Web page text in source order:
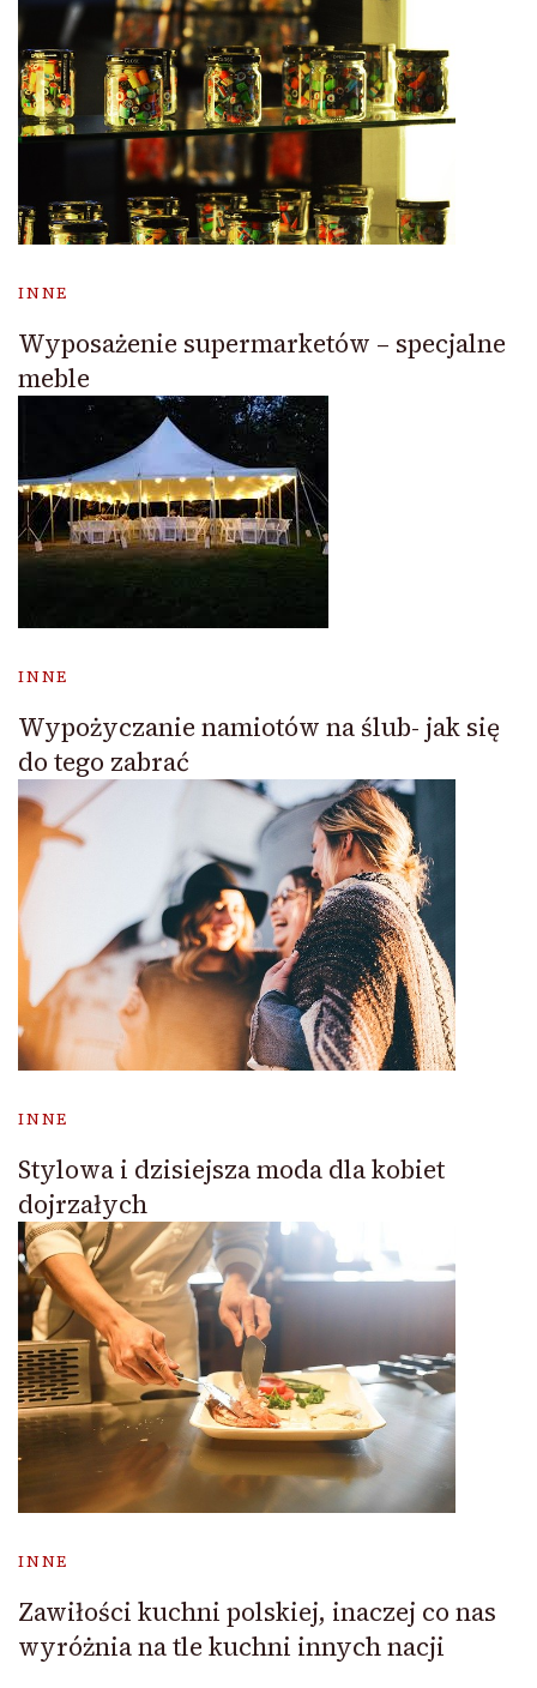
INNE
Wyposażenie supermarketów – specjalne
meble
INNE
Wypożyczanie namiotów na ślub- jak się
do tego zabrać
INNE
Stylowa i dzisiejsza moda dla kobiet
dojrzałych
INNE
Zawiłości kuchni polskiej, inaczej co nas
wyróżnia na tle kuchni innych nacji